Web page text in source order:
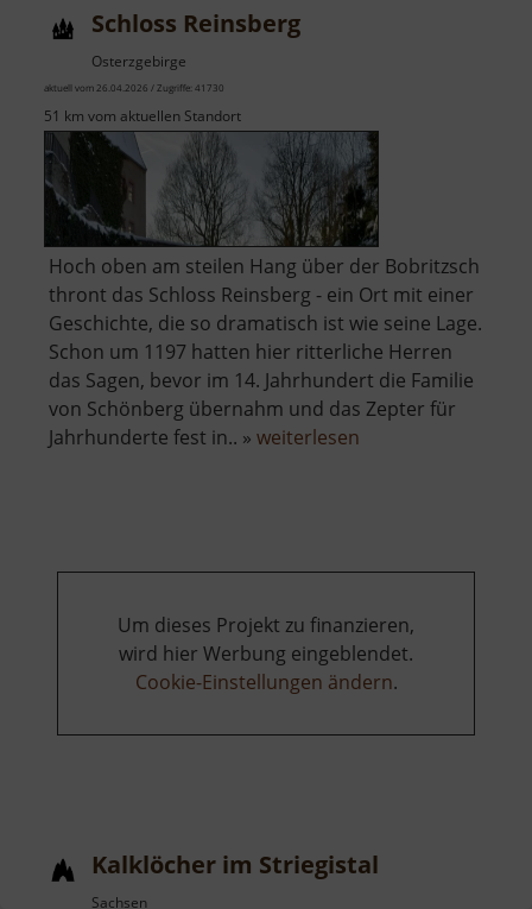
Schloss Reinsberg
Osterzgebirge
aktuell vom 26.04.2026 / Zugriffe: 41730
51 km vom aktuellen Standort
Hoch oben am steilen Hang über der Bobritzsch
thront das Schloss Reinsberg - ein Ort mit einer
Geschichte, die so dramatisch ist wie seine Lage.
Schon um 1197 hatten hier ritterliche Herren
das Sagen, bevor im 14. Jahrhundert die Familie
von Schönberg übernahm und das Zepter für
Jahrhunderte fest in.. » weiterlesen
Um dieses Projekt zu finanzieren,
wird hier Werbung eingeblendet.
Cookie-Einstellungen ändern.
Kalklöcher im Striegistal
Sachsen